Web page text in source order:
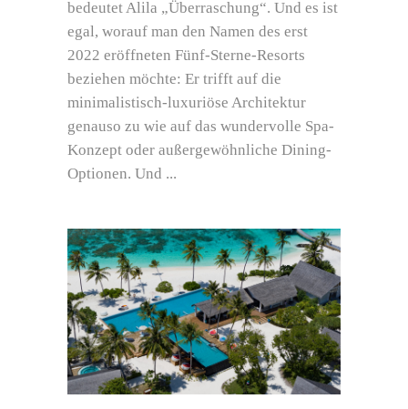
bedeutet Alila „Überraschung“. Und es ist
egal, worauf man den Namen des erst
2022 eröffneten Fünf-Sterne-Resorts
beziehen möchte: Er trifft auf die
minimalistisch-luxuriöse Architektur
genauso zu wie auf das wundervolle Spa-
Konzept oder außergewöhnliche Dining-
Optionen. Und